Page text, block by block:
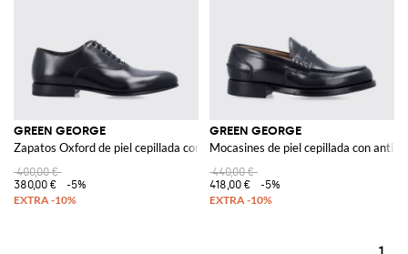
GREEN GEORGE
Zapatos Oxford de piel cepillada con puntera afilada
400,00 €
380,00 €
-5%
GREEN GEORGE
Mocasines de piel cepillada con
440,00 €
418,00 €
-5%